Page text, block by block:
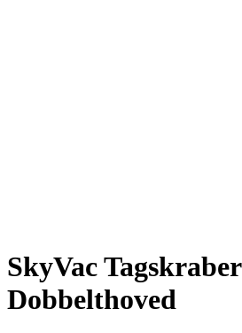
SkyVac Tagskraber
Dobbelthoved